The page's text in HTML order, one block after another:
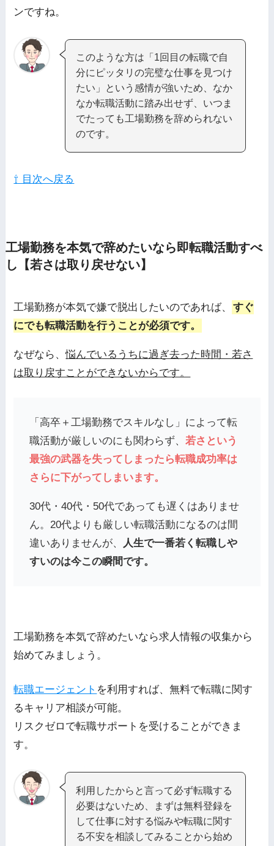
ンですね。
このような方は「1回目の転職で自
分にピッタリの完璧な仕事を見つけ
たい」という感情が強いため、なか
なか転職活動に踏み出せず、いつま
でたっても工場勤務を辞められない
のです。
⇧ 目次へ戻る
工場勤務を本気で辞めたいなら即転職活動すべ
し【若さは取り戻せない】
工場勤務が本気で嫌で脱出したいのであれば、
すぐ
にでも転職活動を行うことが必須です。
なぜなら、悩んでいるうちに過ぎ去った時間・若さ
は取り戻すことができないからです。
「高卒＋工場勤務でスキルなし」によって転
職活動が厳しいのにも関わらず、 若さという
最強の武器を失ってしまったら転職成功率は
さらに下がってしまいます。
30代・40代・50代であっても遅くはありませ
ん。20代よりも厳しい転職活動になるのは間
違いありませんが、
人生で一番若く転職しや
すいのは今この瞬間です。
工場勤務を本気で辞めたいなら求人情報の収集から
始めてみましょう。
転職エージェント を利用すれば、無料で転職に関す
るキャリア相談が可能。
リスクゼロで転職サポートを受けることができま
す。
利用したからと言って必ず転職する
必要はないため、まずは無料登録を
して仕事に対する悩みや転職に関す
る不安を相談してみることから始め